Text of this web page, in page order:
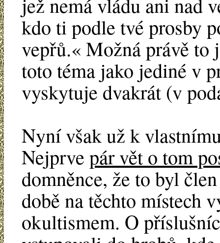
kdo ti podle tvé prosby
vepřů.« Možná právě to
toto téma jako jediné v
vyskytuje dvakrát (v
Nyní však už k
Nejprve pár vět o tom
domněnce, že to byl
době na těchto místech
okultismem. O